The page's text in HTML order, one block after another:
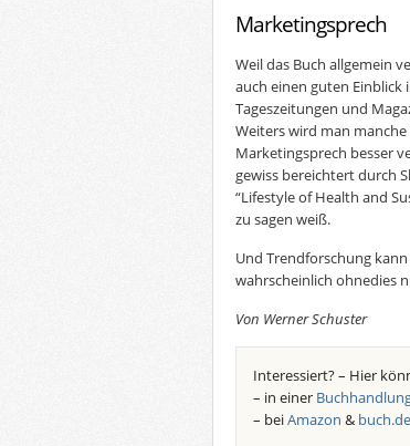
Marketingsprech
Weil das Buch allgemein
auch einen guten
Tageszeitungen und
Weiters wird man
Marketingsprech besser
gewiss bereichtert durch
“Lifestyle of Health and
zu sagen weiß.
Und Trendforschung
wahrscheinlich ohnedies
Von Werner Schuster
Interessiert? – Hier
– in einer
– beiAmazon & buch.de